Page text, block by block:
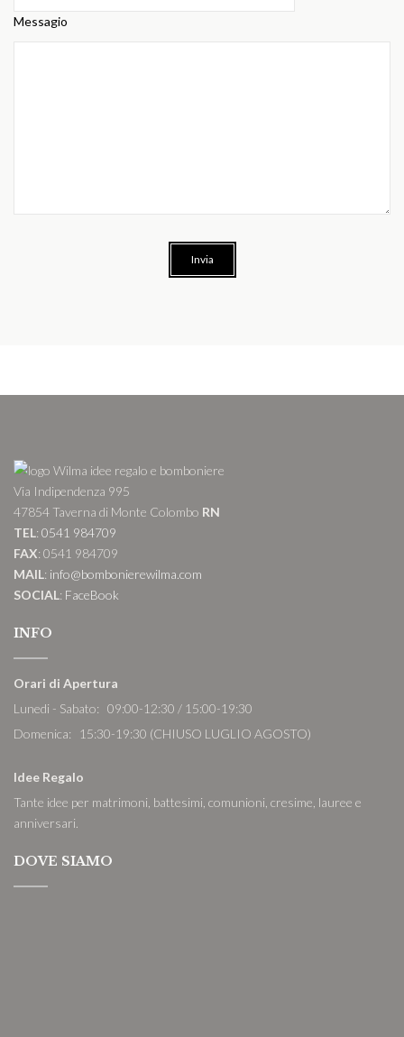
Messagio
Via Indipendenza 995
47854 Taverna di Monte Colombo RN
TEL: 0541 984709
FAX: 0541 984709
MAIL: info@bombonierewilma.com
SOCIAL: FaceBook
INFO
Orari di Apertura
Lunedi - Sabato: 09:00-12:30 / 15:00-19:30
Domenica: 15:30-19:30 (CHIUSO LUGLIO AGOSTO)
Idee Regalo
Tante idee per matrimoni, battesimi, comunioni, cresime, lauree e
anniversari.
DOVE SIAMO